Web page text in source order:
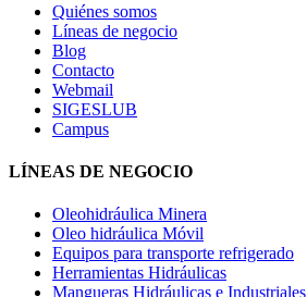
Quiénes somos
Líneas de negocio
Blog
Contacto
Webmail
SIGESLUB
Campus
LÍNEAS DE NEGOCIO
Oleohidráulica Minera
Oleo hidráulica Móvil
Equipos para transporte refrigerado
Herramientas Hidráulicas
Mangueras Hidráulicas e Industriales